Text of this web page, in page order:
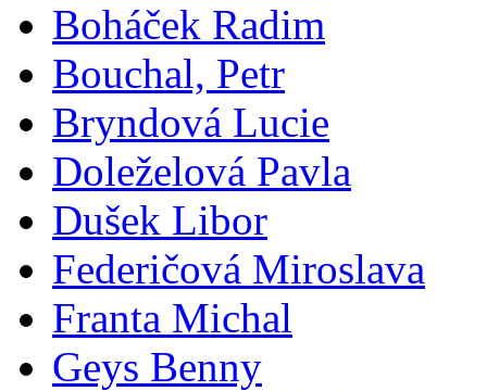
Boháček Radim
Bouchal, Petr
Bryndová Lucie
Doleželová Pavla
Dušek Libor
Federičová Miroslava
Franta Michal
Geys Benny